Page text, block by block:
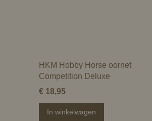
HKM Hobby Horse oornet
Competition Deluxe
€ 18,95
In winkelwagen